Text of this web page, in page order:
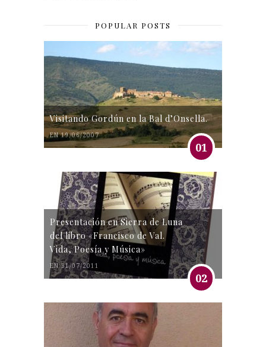
POPULAR POSTS
Visitando Gordún en la Bal d’Onsella.
EN 19/06/2007
01
Presentación en Sierra de Luna
del libro «Francisco de Val.
Vida, Poesía y Música»
EN 31/07/2011
02